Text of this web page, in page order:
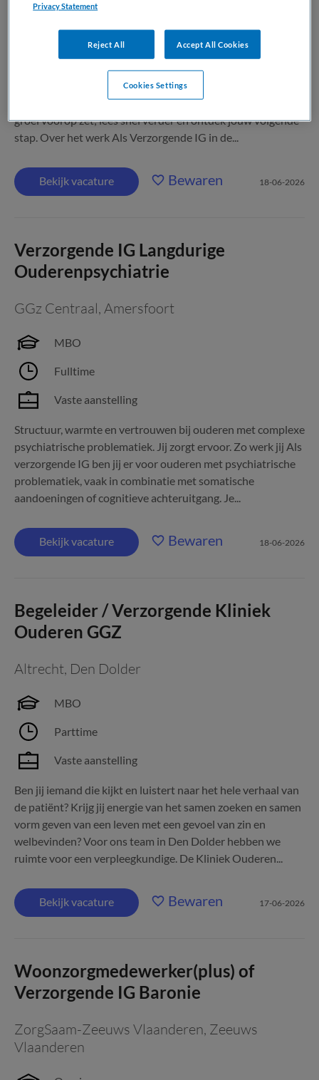
Parttime
Vaste aanstelling
Wil je elke dag met liefdevolle aandacht professionele zorg
geven als Verzorgende IG in Hilversum ? Kom flexibel in
loondienst werken bij een team dat jouw werkplezier en
groei voorop zet; lees snel verder en ontdek jouw volgende
stap. Over het werk Als Verzorgende IG in de...
Bekijk vacature Bewaren 18-06-2026
Verzorgende IG Langdurige
Ouderenpsychiatrie
GGz Centraal, Amersfoort
MBO
Fulltime
Vaste aanstelling
Structuur, warmte en vertrouwen bij ouderen met complexe
psychiatrische problematiek. Jij zorgt ervoor. Zo werk jij Als
verzorgende IG ben jij er voor ouderen met psychiatrische
problematiek, vaak in combinatie met somatische
aandoeningen of cognitieve achteruitgang. Je...
Bekijk vacature Bewaren 18-06-2026
Begeleider / Verzorgende Kliniek
Ouderen GGZ
Altrecht, Den Dolder
MBO
Parttime
Vaste aanstelling
Ben jij iemand die kijkt en luistert naar het hele verhaal van
de patiënt? Krijg jij energie van het samen zoeken en samen
vorm geven van een leven met een gevoel van zin en
welbevinden? Voor ons team in Den Dolder hebben we
ruimte voor een verpleegkundige. De Kliniek Ouderen...
Bekijk vacature Bewaren 17-06-2026
Woonzorgmedewerker(plus) of
Verzorgende IG Baronie
ZorgSaam-Zeeuws Vlaanderen, Zeeuws
Vlaanderen
Privacy Statement
Reject All Accept All Cookies
Cookies Settings